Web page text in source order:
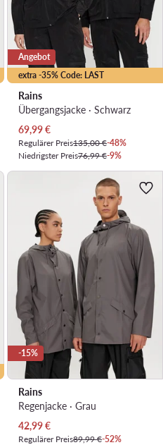
extra -35% Code: LAST
Angebot
Rains
Übergangsjacke · Schwarz
Aktueller Preis
69,99€
Regulärer Preis135,00 €-48%
Niedrigster Preis76,99 €-9%
-15%
Rains
Regenjacke · Grau
Aktueller Preis
42,99€
Regulärer Preis89,99 €-52%